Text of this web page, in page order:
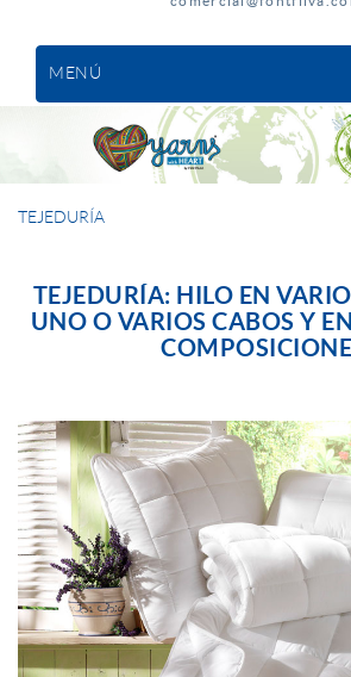
MENÚ
TEJEDURÍA
TEJEDURÍA: HILO EN
UNO O VARIOS CABOS Y